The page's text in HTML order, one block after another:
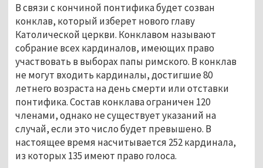
В связи с кончиной понтифика будет созван
конклав, который изберет нового главу
Католической церкви. Конклавом называют
собрание всех кардиналов, имеющих право
участвовать в выборах папы римского. В конклав
не могут входить кардиналы, достигшие 80
летнего возраста на день смерти или отставки
понтифика. Состав конклава ограничен 120
членами, однако не существует указаний на
случай, если это число будет превышено. В
настоящее время насчитывается 252 кардинала,
из которых 135 имеют право голоса.